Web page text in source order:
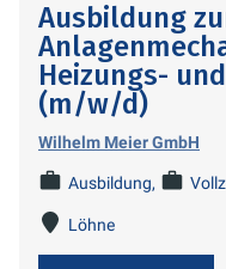
Ausbildung
Heizungs-
(m/w/d)
Wilhelm Meier GmbH
Ausbildung
Löhne